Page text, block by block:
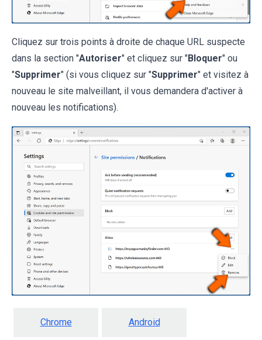
Cliquez sur trois points à droite de chaque URL suspecte
dans la section "Autoriser" et cliquez sur "Bloquer" ou
"Supprimer" (si vous cliquez sur "Supprimer" et visitez à
nouveau le site malveillant, il vous demandera d'activer à
nouveau les notifications).
Chrome Android